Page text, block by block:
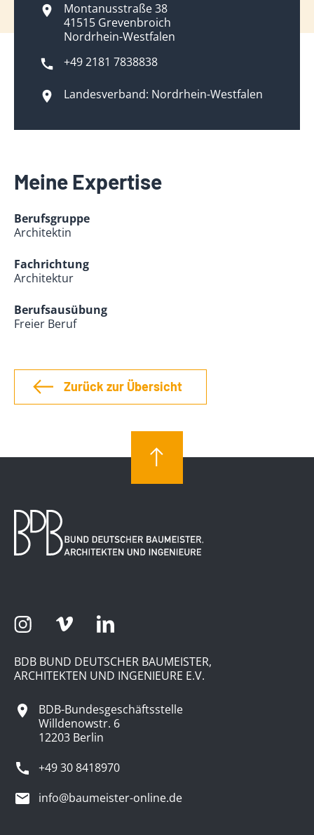
Montanusstraße 38
41515 Grevenbroich
Nordrhein-Westfalen
+49 2181 7838838
Landesverband: Nordrhein-Westfalen
Meine Expertise
Berufsgruppe
Architektin
Fachrichtung
Architektur
Berufsausübung
Freier Beruf
Zurück zur Übersicht
BDB BUND DEUTSCHER BAUMEISTER,
ARCHITEKTEN UND INGENIEURE E.V.
BDB-Bundesgeschäftsstelle
Willdenowstr. 6
12203 Berlin
+49 30 8418970
info@baumeister-online.de